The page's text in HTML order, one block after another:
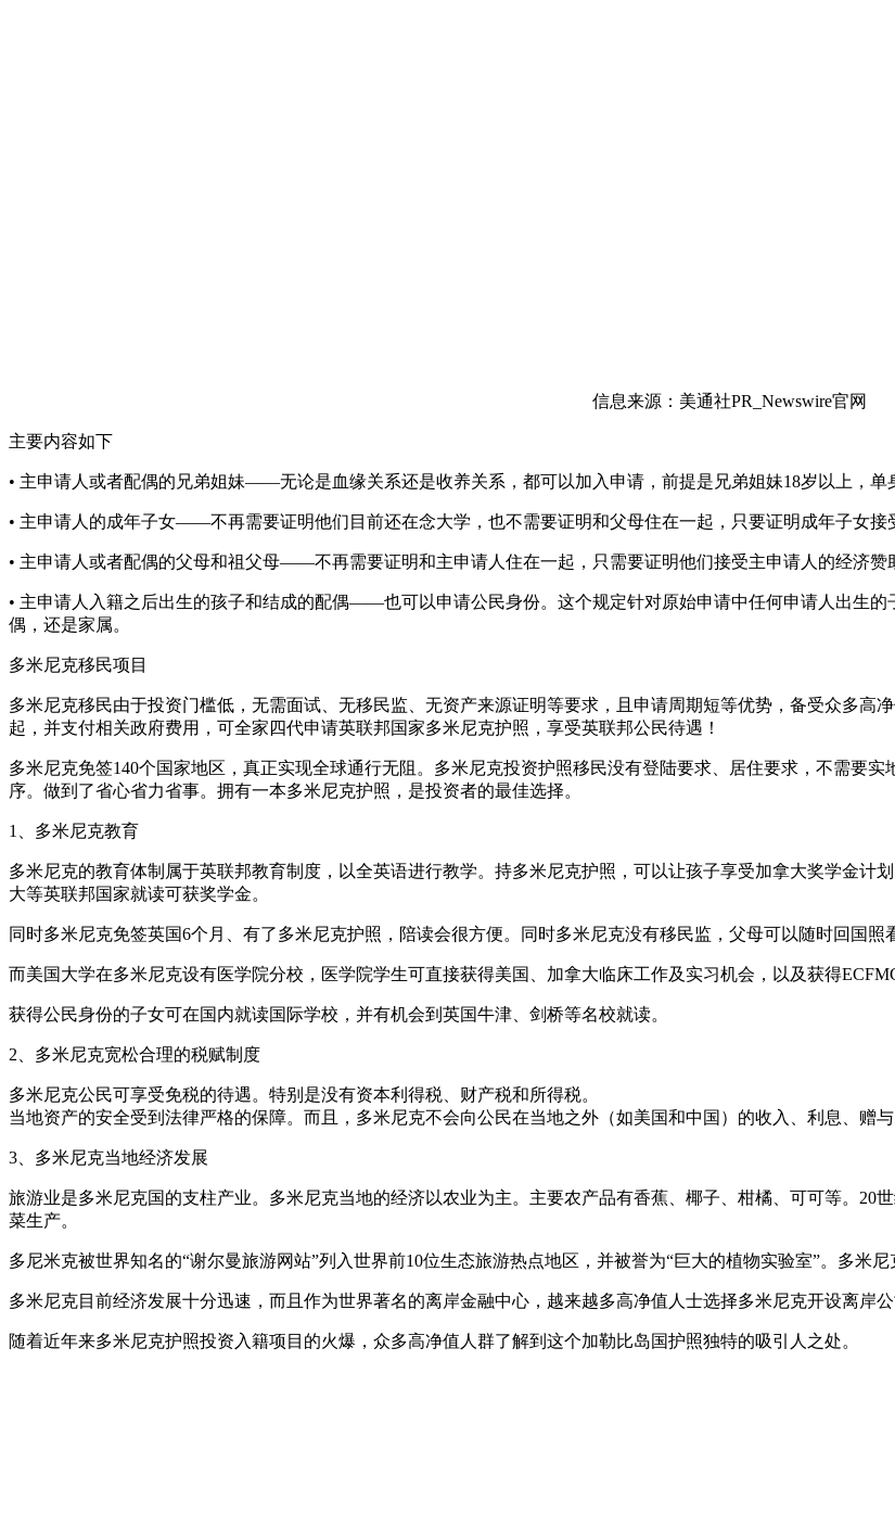
信息来源：美通社PR_Newswire官网
主要内容如下
• 主申请人或者配偶的兄弟姐妹——无论是血缘关系还是收养关系，都可以加入申请，前提是兄弟姐妹18岁以上，单
• 主申请人的成年子女——不再需要证明他们目前还在念大学，也不需要证明和父母住在一起，只要证明成年子女接
• 主申请人或者配偶的父母和祖父母——不再需要证明和主申请人住在一起，只需要证明他们接受主申请人的经济赞
• 主申请人入籍之后出生的孩子和结成的配偶——也可以申请公民身份。这个规定针对原始申请中任何申请人出生
偶，还是家属。
多米尼克移民项目
多米尼克移民由于投资门槛低，无需面试、无移民监、无资产来源证明等要求，且申请周期短等优势，备受众多高
起，并支付相关政府费用，可全家四代申请英联邦国家多米尼克护照，享受英联邦公民待遇！
多米尼克免签140个国家地区，真正实现全球通行无阻。多米尼克投资护照移民没有登陆要求、居住要求，不需要
序。做到了省心省力省事。拥有一本多米尼克护照，是投资者的最佳选择。
1、多米尼克教育
多米尼克的教育体制属于英联邦教育制度，以全英语进行教学。持多米尼克护照，可以让孩子享受加拿大奖学金计
大等英联邦国家就读可获奖学金。
同时多米尼克免签英国6个月、有了多米尼克护照，陪读会很方便。同时多米尼克没有移民监，父母可以随时回国照
而美国大学在多米尼克设有医学院分校，医学院学生可直接获得美国、加拿大临床工作及实习机会，以及获得
获得公民身份的子女可在国内就读国际学校，并有机会到英国牛津、剑桥等名校就读。
2、多米尼克宽松合理的税赋制度
多米尼克公民可享受免税的待遇。特别是没有资本利得税、财产税和所得税。
当地资产的安全受到法律严格的保障。而且，多米尼克不会向公民在当地之外（如美国和中国）的收入、利息、赠与
3、多米尼克当地经济发展
旅游业是多米尼克国的支柱产业。多米尼克当地的经济以农业为主。主要农产品有香蕉、椰子、柑橘、可可等。20
菜生产。
多尼米克被世界知名的“谢尔曼旅游网站”列入世界前10位生态旅游热点地区，并被誉为“巨大的植物实验室”。多米尼
多米尼克目前经济发展十分迅速，而且作为世界著名的离岸金融中心，越来越多高净值人士选择多米尼克开设离岸公
随着近年来多米尼克护照投资入籍项目的火爆，众多高净值人群了解到这个加勒比岛国护照独特的吸引人之处。